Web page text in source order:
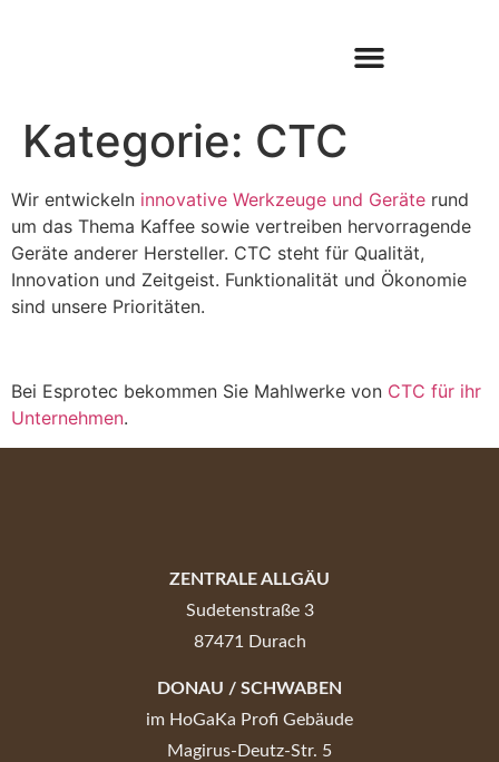
Kategorie: CTC
Wir entwickeln innovative Werkzeuge und Geräte rund
um das Thema Kaffee sowie vertreiben hervorragende
Geräte anderer Hersteller. CTC steht für Qualität,
Innovation und Zeitgeist. Funktionalität und Ökonomie
sind unsere Prioritäten.
Bei Esprotec bekommen Sie Mahlwerke von CTC für ihr
Unternehmen.
ZENTRALE ALLGÄU
Sudetenstraße 3
87471 Durach
DONAU / SCHWABEN
im HoGaKa Profi Gebäude
Magirus-Deutz-Str. 5